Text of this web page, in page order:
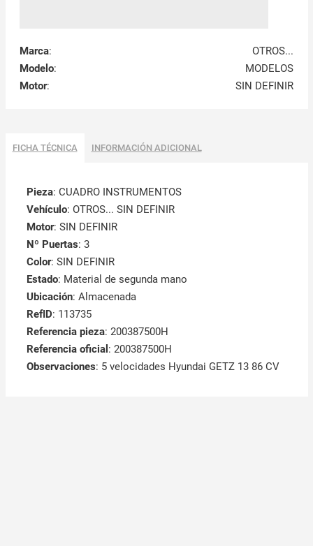
Marca:
OTROS...
Modelo:
MODELOS
Motor: SIN DEFINIR
FICHA TÉCNICA INFORMACIÓN ADICIONAL
Pieza: CUADRO INSTRUMENTOS
Vehículo: OTROS... SIN DEFINIR
Motor: SIN DEFINIR
Nº Puertas: 3
Color: SIN DEFINIR
Estado: Material de segunda mano
Ubicación: Almacenada
RefID: 113735
Referencia pieza: 200387500H
Referencia oficial : 200387500H
Observaciones: 5 velocidades Hyundai GETZ 13 86 CV